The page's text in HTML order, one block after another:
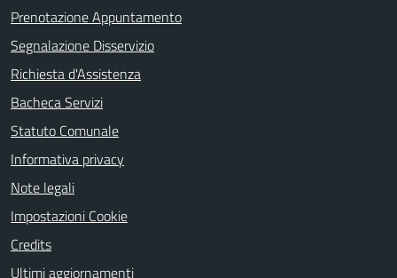
Prenotazione Appuntamento
Segnalazione Disservizio
Richiesta d'Assistenza
Bacheca Servizi
Statuto Comunale
Informativa privacy
Note legali
Impostazioni Cookie
Credits
Ultimi aggiornamenti